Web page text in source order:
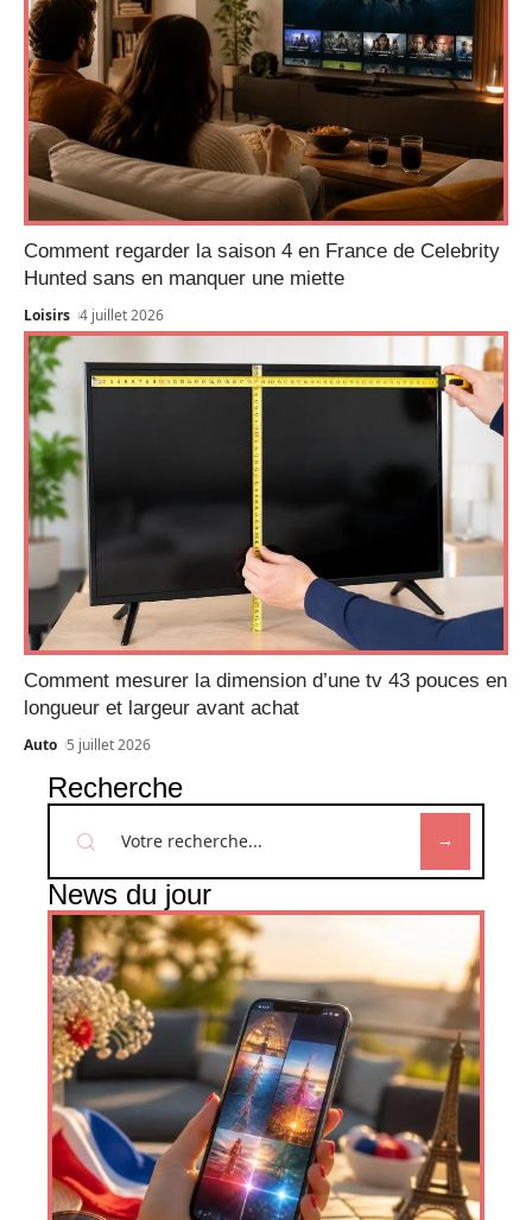
Comment regarder la saison 4 en France de Celebrity
Hunted sans en manquer une miette
Loisirs 4 juillet 2026
Comment mesurer la dimension d’une tv 43 pouces en
longueur et largeur avant achat
Auto 5 juillet 2026
Recherche
News du jour